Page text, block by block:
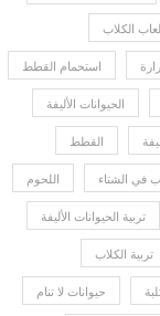
الكلاب
استحمام القطط
الحيوانات الأليفة
القطط
في الشتاء اللحوم
تربية الحيوانات الأليفة
تربية الكلاب
حيوانات لا تنام